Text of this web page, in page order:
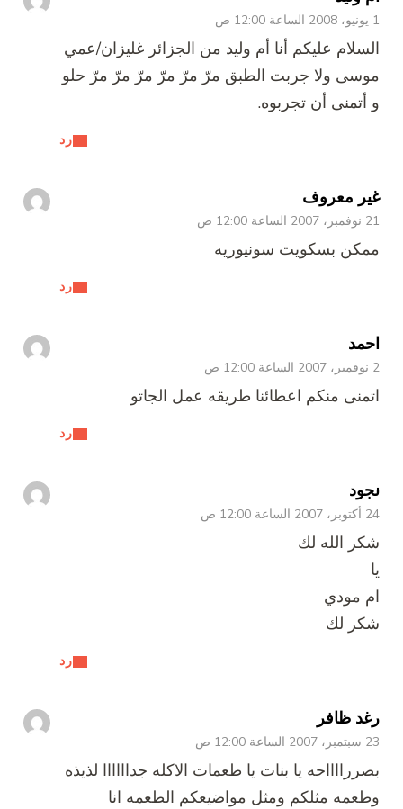
1 يونيو، 2008 الساعة 12:00 ص
رد
السلام عليكم أنا أم وليد من الجزائر غليزان/عمي
موسى ولا جربت الطبق مرّ مرّ مرّ مرّ مرّ مرّ حلو
و أتمنى أن تجربوه.
غير معروف
21 نوفمبر، 2007 الساعة 12:00 ص
رد
ممكن بسكويت سونيوريه
احمد
2 نوفمبر، 2007 الساعة 12:00 ص
رد
اتمنى منكم اعطائنا طريقه عمل الجاتو
نجود
24 أكتوبر، 2007 الساعة 12:00 ص
رد
شكر الله لك
يا
ام مودي
شكر لك
رغد ظافر
23 سبتمبر، 2007 الساعة 12:00 ص
بصررااااحه يا بنات يا طعمات الاكله جداااااا لذيذه
وطعمه مثلكم ومثل مواضيعكم الطعمه انا